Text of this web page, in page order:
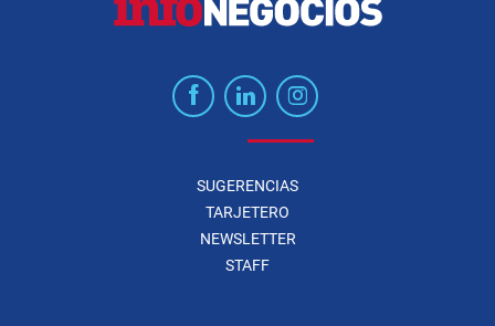
SUGERENCIAS
TARJETERO
NEWSLETTER
STAFF